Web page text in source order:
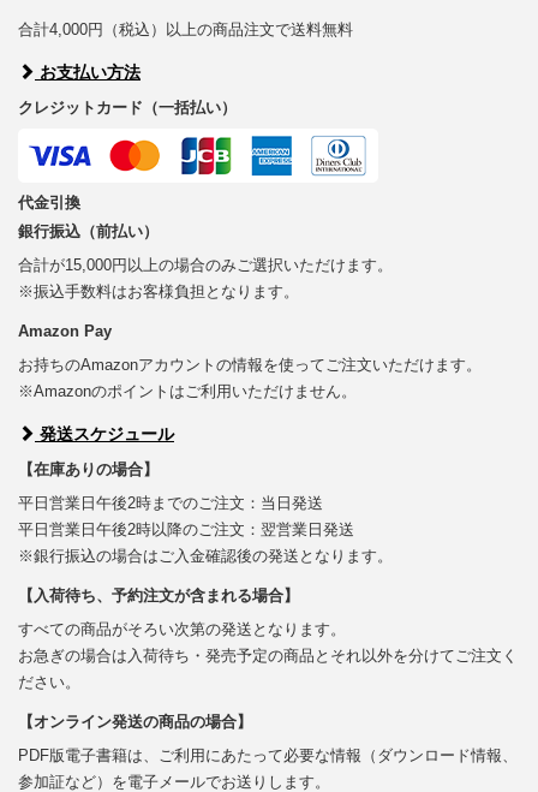
合計4,000円（税込）以上の商品注文で送料無料
お支払い方法
クレジットカード（一括払い）
代金引換
銀行振込（前払い）
合計が15,000円以上の場合のみご選択いただけます。
※振込手数料はお客様負担となります。
Amazon Pay
お持ちのAmazonアカウントの情報を使ってご注文いただけます。
※Amazonのポイントはご利用いただけません。
発送スケジュール
【在庫ありの場合】
平日営業日午後2時までのご注文：当日発送
平日営業日午後2時以降のご注文：翌営業日発送
※銀行振込の場合はご入金確認後の発送となります。
【入荷待ち、予約注文が含まれる場合】
すべての商品がそろい次第の発送となります。
お急ぎの場合は入荷待ち・発売予定の商品とそれ以外を分けてご注文く
ださい。
【オンライン発送の商品の場合】
PDF版電子書籍は、ご利用にあたって必要な情報（ダウンロード情報、
参加証など）を電子メールでお送りします。